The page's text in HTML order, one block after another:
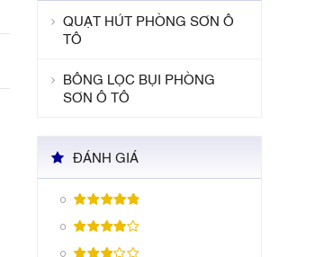
QUẠT HÚT PHÒNG SƠN Ô
TÔ
BÔNG LỌC BỤI PHÒNG
SƠN Ô TÔ
ĐÁNH GIÁ